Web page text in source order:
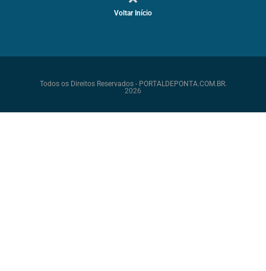
Voltar Início
Todos os Direitos Reservados - PORTALDEPONTA.COM.BR.
2026